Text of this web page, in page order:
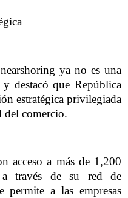
ya no es una
destacó que República
estratégica privilegiada
del comercio.
acceso a más de 1,200
a través de su red de
permite a las empresas